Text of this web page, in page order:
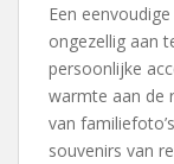
Een
ongezellig aan
persoonlijke
warmte aan de
van
souvenirs van